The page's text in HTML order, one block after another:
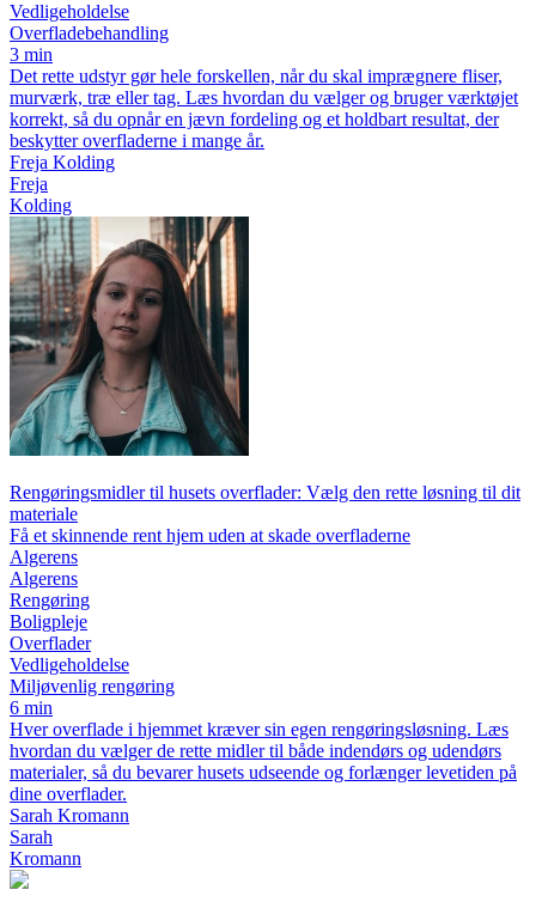
Vedligeholdelse
Overfladebehandling
3 min
Det rette udstyr gør hele forskellen, når du skal imprægnere fliser,
murværk, træ eller tag. Læs hvordan du vælger og bruger værktøjet
korrekt, så du opnår en jævn fordeling og et holdbart resultat, der
beskytter overfladerne i mange år.
Freja Kolding
Freja
Kolding
Rengøringsmidler til husets overflader: Vælg den rette løsning til dit
materiale
Få et skinnende rent hjem uden at skade overfladerne
Algerens
Algerens
Rengøring
Boligpleje
Overflader
Vedligeholdelse
Miljøvenlig rengøring
6 min
Hver overflade i hjemmet kræver sin egen rengøringsløsning. Læs
hvordan du vælger de rette midler til både indendørs og udendørs
materialer, så du bevarer husets udseende og forlænger levetiden på
dine overflader.
Sarah Kromann
Sarah
Kromann